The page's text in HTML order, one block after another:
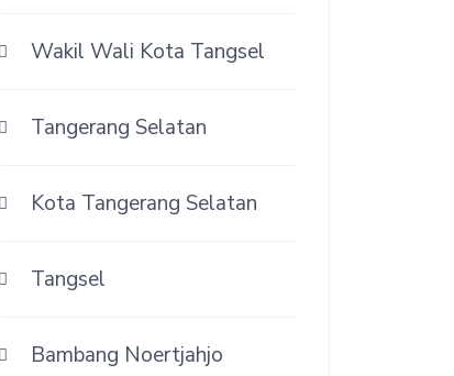
Wakil Wali Kota Tangsel
Tangerang Selatan
Kota Tangerang Selatan
Tangsel
Bambang Noertjahjo